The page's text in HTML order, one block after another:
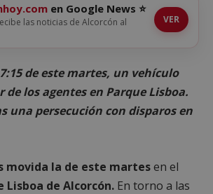
en Google News ⭐
las noticias de Alcorcón al
VER
de este martes, un vehículo
de los agentes en Parque Lisboa.
una persecución con disparos en
movida la de este martesen el
Lisboa de Alcorcón. En torno a las